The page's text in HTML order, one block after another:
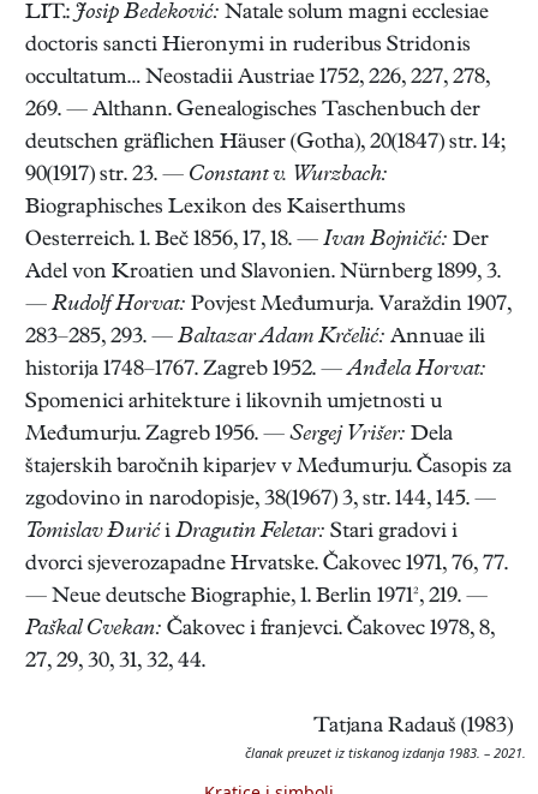
LIT.: Josip Bedeković: Natale solum magni ecclesiae
doctoris sancti Hieronymi in ruderibus Stridonis
occultatum… Neostadii Austriae 1752, 226, 227, 278,
269. — Althann. Genealogisches Taschenbuch der
deutschen gräflichen Häuser (Gotha), 20(1847) str. 14;
90(1917) str. 23. — Constant v. Wurzbach:
Biographisches Lexikon des Kaiserthums
Oesterreich. 1. Beč 1856, 17, 18. — Ivan Bojničić: Der
Adel von Kroatien und Slavonien. Nürnberg 1899, 3.
— Rudolf Horvat: Povjest Međumurja. Varaždin 1907,
283–285, 293. — Baltazar Adam Krčelić: Annuae ili
historija 1748–1767. Zagreb 1952. —Anđela Horvat:
Spomenici arhitekture i likovnih umjetnosti u
Međumurju. Zagreb 1956. — Sergej Vrišer: Dela
štajerskih baročnih kiparjev v Međumurju. Časopis za
zgodovino in narodopisje, 38(1967) 3, str. 144, 145. —
Tomislav Đurić i Dragutin Feletar: Stari gradovi i
dvorci sjeverozapadne Hrvatske. Čakovec 1971, 76, 77.
— Neue deutsche Biographie, 1. Berlin 1971², 219. —
Paškal Cvekan: Čakovec i franjevci. Čakovec 1978, 8,
27, 29, 30, 31, 32, 44.
Tatjana Radauš (1983)
članak preuzet iz tiskanog izdanja 1983. – 2021.